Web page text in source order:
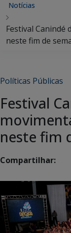
Notícias
Festival Canindé
neste fim de
Políticas Públicas
Festival
neste fim
Compartilhar: